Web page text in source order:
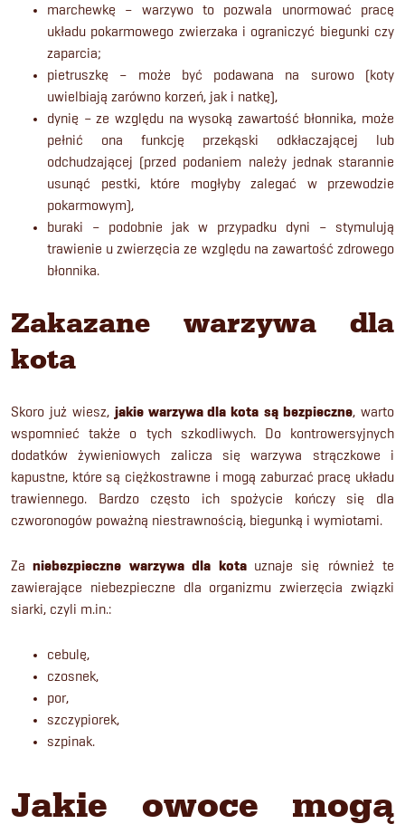
marchewkę – warzywo to pozwala unormować pracę
układu pokarmowego zwierzaka i ograniczyć biegunki czy
zaparcia;
pietruszkę – może być podawana na surowo (koty
uwielbiają zarówno korzeń, jak i natkę),
dynię – ze względu na wysoką zawartość błonnika, może
pełnić ona funkcję przekąski odkłaczającej lub
odchudzającej (przed podaniem należy jednak starannie
usunąć pestki, które mogłyby zalegać w przewodzie
pokarmowym),
buraki – podobnie jak w przypadku dyni – stymulują
trawienie u zwierzęcia ze względu na zawartość zdrowego
błonnika.
Zakazane warzywa dla
kota
Skoro już wiesz, jakie warzywa dla kota są bezpieczne, warto
wspomnieć także o tych szkodliwych. Do kontrowersyjnych
dodatków żywieniowych zalicza się warzywa strączkowe i
kapustne, które są ciężkostrawne i mogą zaburzać pracę układu
trawiennego. Bardzo często ich spożycie kończy się dla
czworonogów poważną niestrawnością, biegunką i wymiotami.
Za niebezpieczne warzywa dla kota uznaje się również te
zawierające niebezpieczne dla organizmu zwierzęcia związki
siarki, czyli m.in.:
cebulę,
czosnek,
por,
szczypiorek,
szpinak.
Jakie owoce mogą